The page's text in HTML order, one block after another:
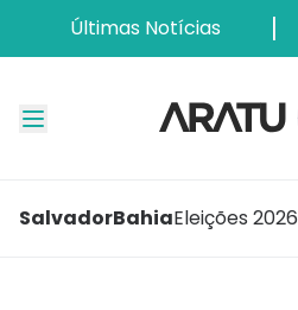
Últimas Notícias
SalvadorBahiaEleições 2026